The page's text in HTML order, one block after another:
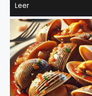
Leer